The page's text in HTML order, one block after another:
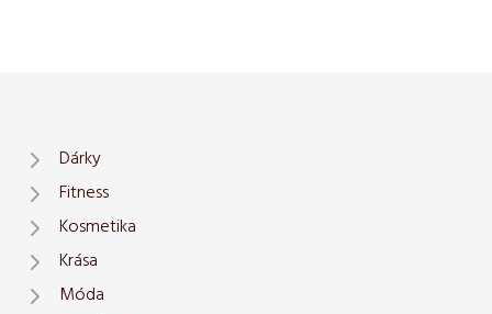
Dárky
Fitness
Kosmetika
Krása
Móda